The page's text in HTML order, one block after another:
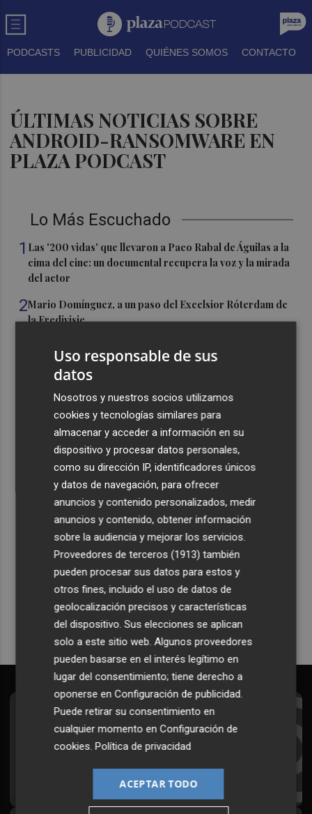
PODCASTS PUBLICIDAD QUIÉNES SOMOS CONTACTO
ÚLTIMAS NOTICIAS SOBRE
ANDROID-RANSOMWARE EN
PLAZA PODCAST
Lo Más Escuchado
1 Las '200 vidas' que llevaron a Paco Rabal de Águilas a la
cima del cine: un documental recupera la voz y la mirada
del actor
2Mario Domínguez, a un paso del Excelsior Róterdam de
la Eredivisie
en las fiestas para la Ufece y conciertos en valenciano
conquistar los históricos 20.000 puntos
Valencia Basket abrirá la EuroLeague Women en casa
ante Fenerbahce Opet
Recibe toda la actualidad de
Plaza Podcast en tu correo
Quiero suscribirme
Suscríbete al Boletín
Todos los días a primera hora en tu email
Uso responsable de sus
datos
Nosotros y nuestros socios utilizamos
cookies y tecnologías similares para
almacenar y acceder a información en su
dispositivo y procesar datos personales,
como su dirección IP, identificadores únicos
y datos de navegación, para ofrecer
anuncios y contenido personalizados, medir
anuncios y contenido, obtener información
sobre la audiencia y mejorar los servicios.
Proveedores de terceros (1913) también
pueden procesar sus datos para estos y
otros fines, incluido el uso de datos de
geolocalización precisos y características
del dispositivo. Sus elecciones se aplican
solo a este sitio web. Algunos proveedores
pueden basarse en el interés legítimo en
lugar del consentimiento; tiene derecho a
oponerse enConfiguración de publicidad.
Puede retirar su consentimiento en
cualquier momento enConfiguración de
cookies.Política de privacidad
ACEPTAR TODO